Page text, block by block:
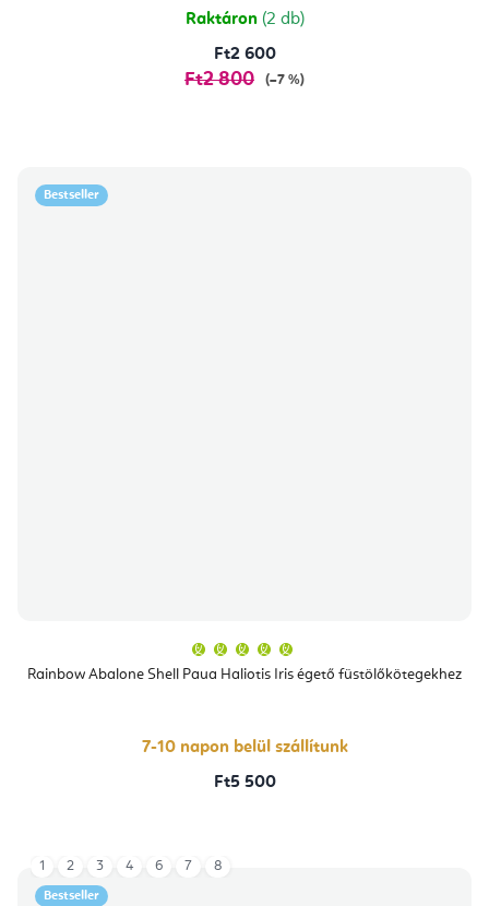
csillag.
Raktáron (2 db)
Ft2 600
Ft2 800 (–7 %)
Bestseller
Rainbow Abalone Shell Paua Haliotis Iris égető füstölőkötegekhez
átlagos
értékelése
csillag.
7-10 napon belül szállítunk
Ft5 500
Bestseller
1 2 3 4 6 7 8